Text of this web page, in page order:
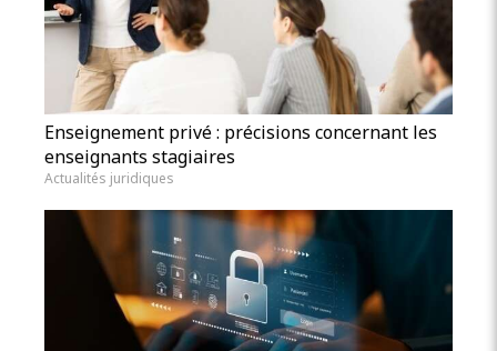
Enseignement privé : précisions concernant les
enseignants stagiaires
Actualités juridiques